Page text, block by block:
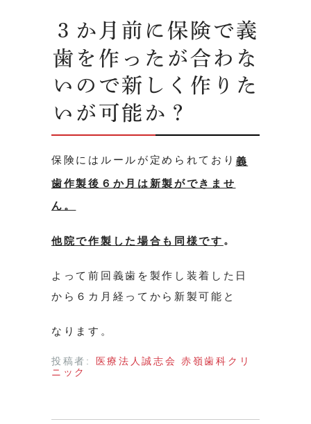
３か月前に保険で義
歯を作ったが合わな
いので新しく作りた
いが可能か？
保険にはルールが定められており 義
歯作製後６か月は新製ができませ
ん。
他院で作製した場合も同様です 。
よって前回義歯を製作し装着した日
から６カ月経ってから新製可能と
なります。
投稿者:
医療法人誠志会 赤嶺歯科クリ
ニック